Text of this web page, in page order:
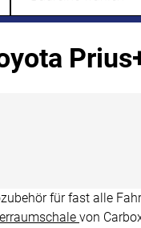
für fast alle
von